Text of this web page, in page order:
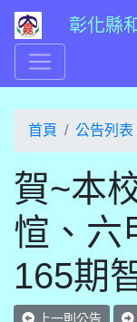
彰化縣
首頁 公告列表
賀~本
愃、六
165期
上一則公告